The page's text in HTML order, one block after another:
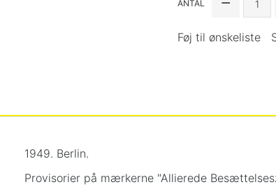
ANTAL
Føj til ønskeliste
1949. Berlin.
Provisorier på mærkerne "Allierede